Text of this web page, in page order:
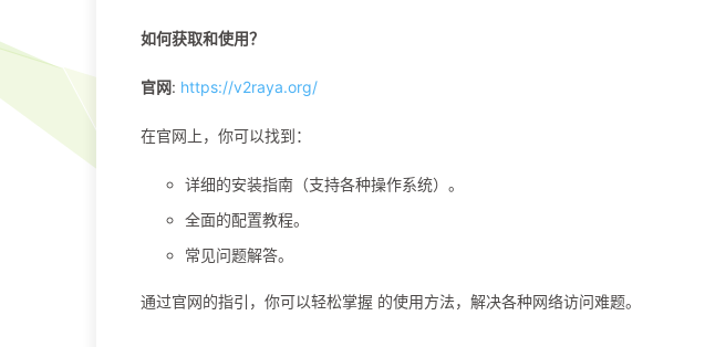
如何获取和使用？
官网: https://v2raya.org/
在官网上，你可以找到：
详细的安装指南（支持各种操作系统）。
全面的配置教程。
常见问题解答。
通过官网的指引，你可以轻松掌握 的使用方法，解决各种网络访问难题。